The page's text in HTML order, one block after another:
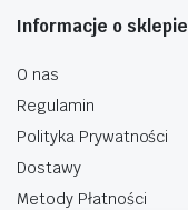
Informacje o sklepie
O nas
Regulamin
Polityka Prywatności
Dostawy
Metody Płatności